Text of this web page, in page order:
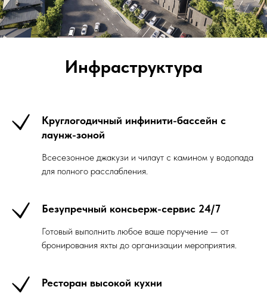
Инфраструктура
Круглогодичный инфинити-бассейн с
лаунж-зоной
Всесезонное джакузи и чилаут с камином у водопада
для полного расслабления.
Безупречный консьерж-сервис 24/7
Готовый выполнить любое ваше поручение — от
бронирования яхты до организации мероприятия.
Ресторан высокой кухни